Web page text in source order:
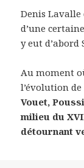
Denis Lavalle
d’une
y eut d’abord
Au moment
l’évolution
Vouet,
milieu du
détournant